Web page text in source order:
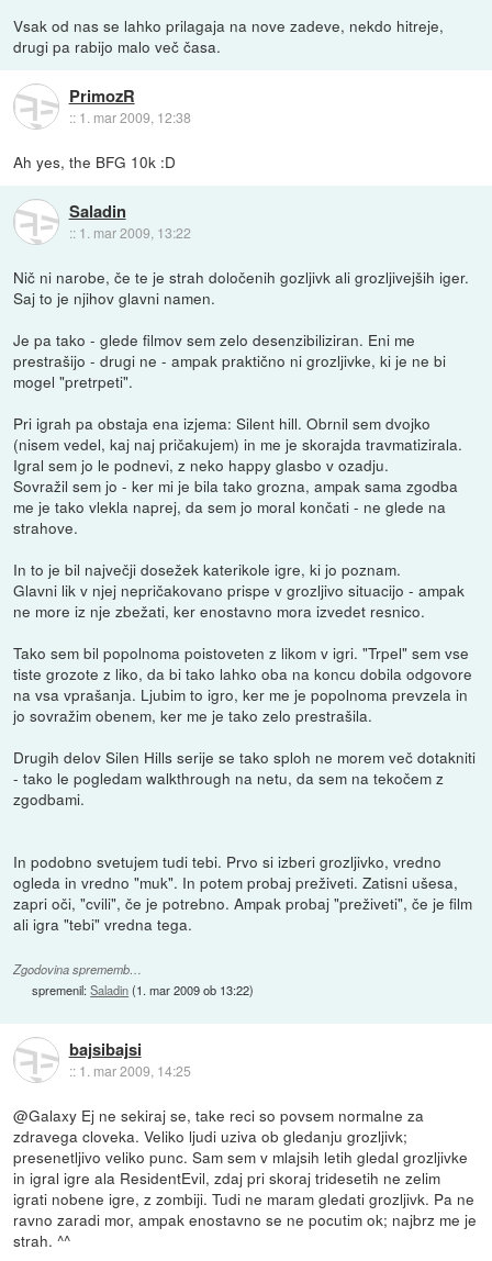
Vsak od nas se lahko prilagaja na nove zadeve, nekdo hitreje,
drugi pa rabijo malo več časa.
PrimozR
:: 1. mar 2009, 12:38
Ah yes, the BFG 10k :D
Saladin
:: 1. mar 2009, 13:22
Nič ni narobe, če te je strah določenih gozljivk ali grozljivejših iger.
Saj to je njihov glavni namen.
Je pa tako - glede filmov sem zelo desenzibiliziran. Eni me
prestrašijo - drugi ne - ampak praktično ni grozljivke, ki je ne bi
mogel "pretrpeti".
Pri igrah pa obstaja ena izjema: Silent hill. Obrnil sem dvojko
(nisem vedel, kaj naj pričakujem) in me je skorajda travmatizirala.
Igral sem jo le podnevi, z neko happy glasbo v ozadju.
Sovražil sem jo - ker mi je bila tako grozna, ampak sama zgodba
me je tako vlekla naprej, da sem jo moral končati - ne glede na
strahove.
In to je bil največji dosežek katerikole igre, ki jo poznam.
Glavni lik v njej nepričakovano prispe v grozljivo situacijo - ampak
ne more iz nje zbežati, ker enostavno mora izvedet resnico.
Tako sem bil popolnoma poistoveten z likom v igri. "Trpel" sem vse
tiste grozote z liko, da bi tako lahko oba na koncu dobila odgovore
na vsa vprašanja. Ljubim to igro, ker me je popolnoma prevzela in
jo sovražim obenem, ker me je tako zelo prestrašila.
Drugih delov Silen Hills serije se tako sploh ne morem več dotakniti
- tako le pogledam walkthrough na netu, da sem na tekočem z
zgodbami.
In podobno svetujem tudi tebi. Prvo si izberi grozljivko, vredno
ogleda in vredno "muk". In potem probaj preživeti. Zatisni ušesa,
zapri oči, "cvili", če je potrebno. Ampak probaj "preživeti", če je film
ali igra "tebi" vredna tega.
Zgodovina sprememb…
spremenil:Saladin(1. mar 2009 ob 13:22)
bajsibajsi
:: 1. mar 2009, 14:25
@Galaxy Ej ne sekiraj se, take reci so povsem normalne za
zdravega cloveka. Veliko ljudi uziva ob gledanju grozljivk;
presenetljivo veliko punc. Sam sem v mlajsih letih gledal grozljivke
in igral igre ala ResidentEvil, zdaj pri skoraj tridesetih ne zelim
igrati nobene igre, z zombiji. Tudi ne maram gledati grozljivk. Pa ne
ravno zaradi mor, ampak enostavno se ne pocutim ok; najbrz me je
strah. ^^